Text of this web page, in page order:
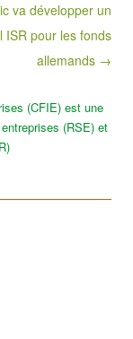
va développer un
ISR pour les fonds
allemands →
(CFIE) est une
(RSE) et